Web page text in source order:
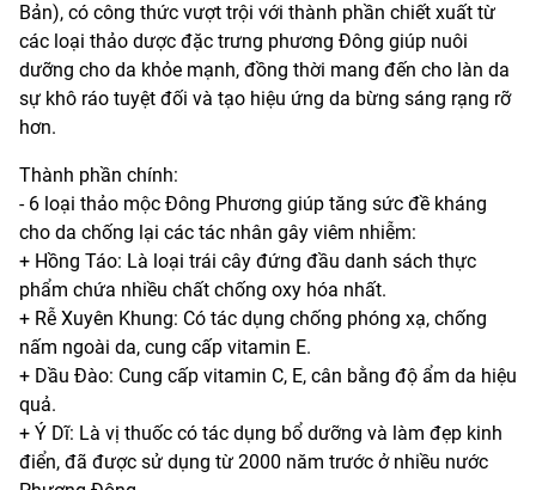
Bản), có công thức vượt trội với thành phần chiết xuất từ
các loại thảo dược đặc trưng phương Đông giúp nuôi
dưỡng cho da khỏe mạnh, đồng thời mang đến cho làn da
sự khô ráo tuyệt đối và tạo hiệu ứng da bừng sáng rạng rỡ
hơn.
Thành phần chính:
- 6 loại thảo mộc Đông Phương giúp tăng sức đề kháng
cho da chống lại các tác nhân gây viêm nhiễm:
+ Hồng Táo: Là loại trái cây đứng đầu danh sách thực
phẩm chứa nhiều chất chống oxy hóa nhất.
+ Rễ Xuyên Khung: Có tác dụng chống phóng xạ, chống
nấm ngoài da, cung cấp vitamin E.
+ Dầu Đào: Cung cấp vitamin C, E, cân bằng độ ẩm da hiệu
quả.
+ Ý Dĩ: Là vị thuốc có tác dụng bổ dưỡng và làm đẹp kinh
điển, đã được sử dụng từ 2000 năm trước ở nhiều nước